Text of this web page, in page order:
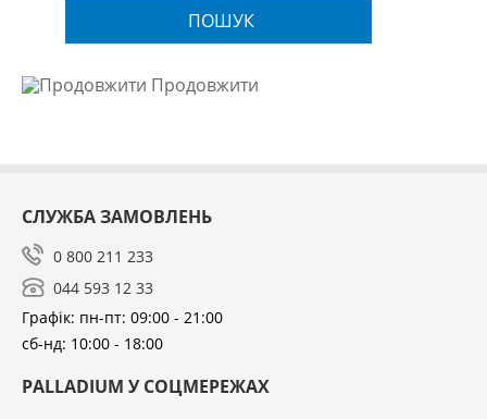
ПОШУК
Продовжити
СЛУЖБА ЗАМОВЛЕНЬ
0 800 211 233
044 593 12 33
Графік: пн-пт: 09:00 - 21:00
сб-нд: 10:00 - 18:00
PALLADIUM У СОЦМЕРЕЖАХ